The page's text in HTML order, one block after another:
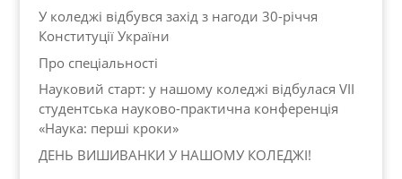
У коледжі відбувся захід з нагоди 30-річчя
Конституції України
Про спеціальності
Науковий старт: у нашому коледжі відбулася VII
студентська науково-практична конференція
«Наука: перші кроки»
ДЕНЬ ВИШИВАНКИ У НАШОМУ КОЛЕДЖІ!